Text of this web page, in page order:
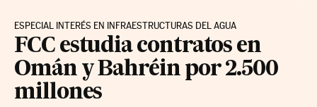
ESPECIAL INTERÉS EN INFRAESTRUCTURAS DEL AGUA
FCC estudia contratos en
Omán y Bahréin por 2.500
millones